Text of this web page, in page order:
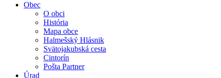
Obec
O obci
História
Mapa obce
Halmešský Hlásnik
Svätojakubská cesta
Cintorín
Pošta Partner
Úrad